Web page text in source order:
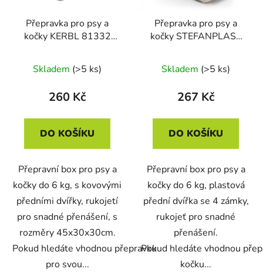
Přepravka pro psy a
kočky KERBL 81332
45x30x30 cm
Skladem (>5 ks)
260 Kč
DO KOŠÍKU
Přepravní box pro psy a
kočky do 6 kg, s kovovými
předními dvířky, rukojetí
pro snadné přenášení, s
rozměry 45x30x30cm.
Pokud hledáte vhodnou přepravku
pro svou...
Přepravka pro psy a
kočky STEFANPLAST
48x32x31cm, bílá
Skladem (>5 ks)
267 Kč
DO KOŠÍKU
Přepravní box pro psy a
kočky do 6 kg, plastová
přední dvířka se 4 zámky,
rukojeť pro snadné
přenášení.
Pokud hledáte vhodnou
kočku...